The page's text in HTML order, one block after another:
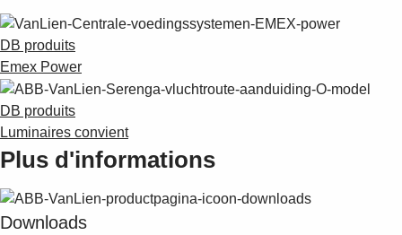
DB produits
Emex Power
DB produits
Luminaires convient
Plus d'informations
Downloads